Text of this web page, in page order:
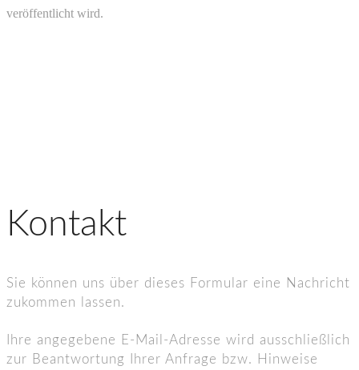
veröffentlicht wird.
Kontakt
Sie können uns über dieses Formular eine Nachricht
zukommen lassen.
Ihre angegebene E-Mail-Adresse wird ausschließlich
zur Beantwortung Ihrer Anfrage bzw. Hinweise